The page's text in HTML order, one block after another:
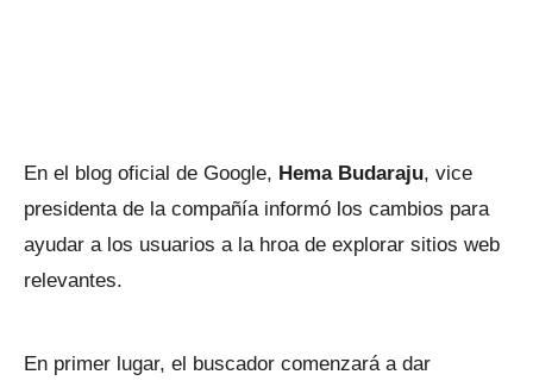
En el blog oficial de Google, Hema Budaraju, vice
presidenta de la compañía informó los cambios para
ayudar a los usuarios a la hroa de explorar sitios web
relevantes.
En primer lugar, el buscador comenzará a dar